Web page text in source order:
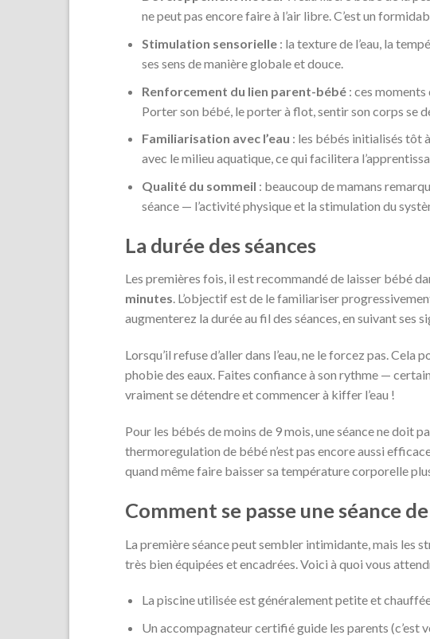
ne peut pas encore faire à l’air libre. C’est un
Stimulation sensorielle: la texture de l’eau, la
ses sens de manière globale et douce.
Renforcement du lien parent-bébé: ces moments
Porter son bébé, le porter à flot, sentir son corps se
Familiarisation avec l’eau : les bébés initialisés tôt
avec le milieu aquatique, ce qui facilitera
Qualité du sommeil : beaucoup de mamans
séance — l’activité physique et la stimulation du
La durée des séances
Les premières fois, il est recommandé de laisser bébé
minutes. L’objectif est de le familiariser
augmenterez la durée au fil des séances, en suivant ses
Lorsqu’il refuse d’aller dans l’eau, ne le forcez pas.
phobie des eaux. Faites confiance à son rythme —
vraiment se détendre et commencer à kiffer l’eau !
Pour les bébés de moins de 9 mois, une séance ne doit
thermoregulation de bébé n’est pas encore aussi
quand même faire baisser sa température corporelle
Comment se passe une séance
La première séance peut sembler intimidante, mais les
très bien équipées et encadrées. Voici à quoi vous
La piscine utilisée est généralement petite et
Un accompagnateur certifié guide les parents (c’est